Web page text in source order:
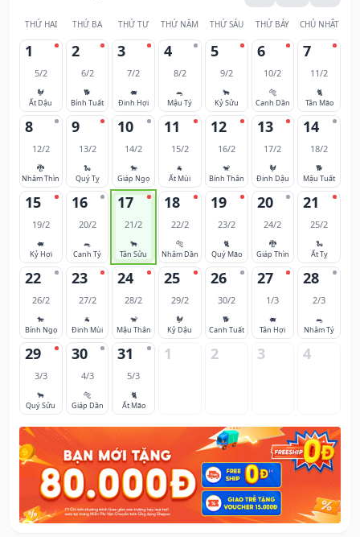
THỨ HAI THỨ BA THỨ TƯ THỨ NĂM THỨ SÁU THỨ BẢY CHỦ NHẬT
1
5/2
🐓
Ất Dậu
2
6/2
🐕
Bính Tuất
3
7/2
🐖
Đinh Hợi
4
8/2
🐀
Mậu Tý
5
9/2
🐂
Kỷ Sửu
6
10/2
🐅
Canh Dần
7
11/2
🐈
Tân Mão
8
12/2
🐉
Nhâm Thìn
9
13/2
🐍
Quý Tỵ
10
14/2
🐎
Giáp Ngọ
11
15/2
🐐
Ất Mùi
12
16/2
🐒
Bính Thân
13
17/2
🐓
Đinh Dậu
14
18/2
🐕
Mậu Tuất
15
19/2
🐖
Kỷ Hợi
16
20/2
🐀
Canh Tý
17
21/2
🐂
Tân Sửu
18
22/2
🐅
Nhâm Dần
19
23/2
🐈
Quý Mão
20
24/2
🐉
Giáp Thìn
21
25/2
🐍
Ất Tỵ
22
26/2
🐎
Bính Ngọ
23
27/2
🐐
Đinh Mùi
24
28/2
🐒
Mậu Thân
25
29/2
🐓
Kỷ Dậu
26
30/2
🐕
Canh Tuất
27
1/3
🐖
Tân Hợi
28
2/3
🐀
Nhâm Tý
29
3/3
🐂
Quý Sửu
30
4/3
🐅
Giáp Dần
31
5/3
🐈
Ất Mão
1 2 3 4